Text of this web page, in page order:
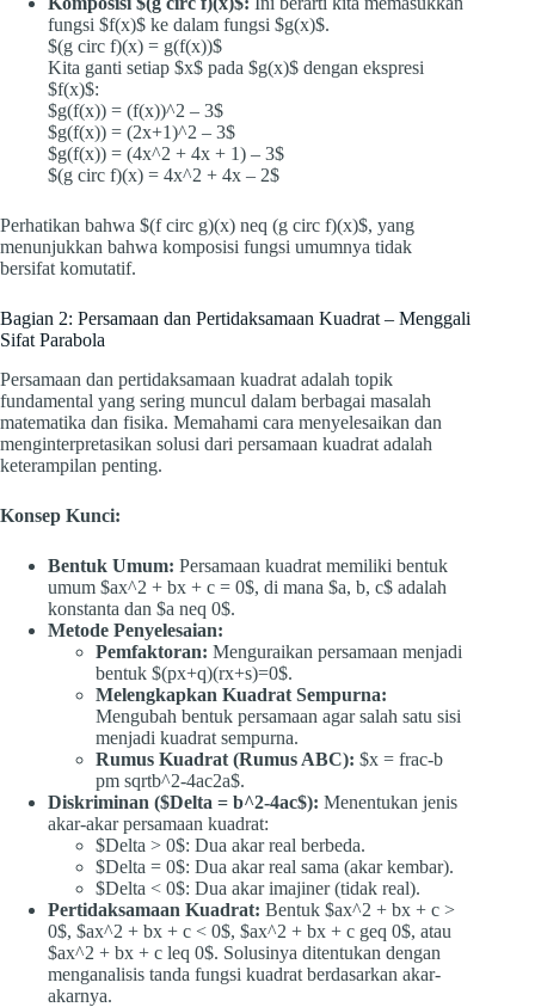
fungsi $f(x)$ ke dalam fungsi $g(x)$.
$(g circ f)(x) = g(f(x))$
Kita ganti setiap $x$ pada $g(x)$ dengan ekspresi
$f(x)$:
$g(f(x)) = (f(x))^2 – 3$
$g(f(x)) = (2x+1)^2 – 3$
$g(f(x)) = (4x^2 + 4x + 1) – 3$
$(g circ f)(x) = 4x^2 + 4x – 2$
Perhatikan bahwa $(f circ g)(x) neq (g circ f)(x)$, yang
menunjukkan bahwa komposisi fungsi umumnya tidak
bersifat komutatif.
Bagian 2: Persamaan dan Pertidaksamaan Kuadrat – Menggali
Sifat Parabola
Persamaan dan pertidaksamaan kuadrat adalah topik
fundamental yang sering muncul dalam berbagai masalah
matematika dan fisika. Memahami cara menyelesaikan dan
menginterpretasikan solusi dari persamaan kuadrat adalah
keterampilan penting.
Konsep Kunci:
Bentuk Umum: Persamaan kuadrat memiliki bentuk
umum $ax^2 + bx + c = 0$, di mana $a, b, c$ adalah
konstanta dan $a neq 0$.
Metode Penyelesaian:
Pemfaktoran: Menguraikan persamaan menjadi
bentuk $(px+q)(rx+s)=0$.
Melengkapkan Kuadrat Sempurna:
Mengubah bentuk persamaan agar salah satu sisi
menjadi kuadrat sempurna.
Rumus Kuadrat (Rumus ABC): $x = frac-b
pm sqrtb^2-4ac2a$.
Diskriminan ($Delta = b^2-4ac$): Menentukan jenis
akar-akar persamaan kuadrat:
$Delta > 0$: Dua akar real berbeda.
$Delta = 0$: Dua akar real sama (akar kembar).
$Delta < 0$: Dua akar imajiner (tidak real).
Pertidaksamaan Kuadrat: Bentuk $ax^2 + bx + c >
0$, $ax^2 + bx + c < 0$, $ax^2 + bx + c geq 0$, atau
$ax^2 + bx + c leq 0$. Solusinya ditentukan dengan
menganalisis tanda fungsi kuadrat berdasarkan akar-
akarnya.